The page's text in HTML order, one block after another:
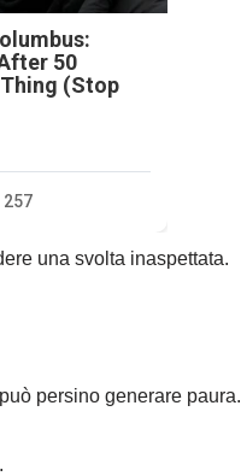
50
(Stop
257
una svolta inaspettata.
persino generare paura.